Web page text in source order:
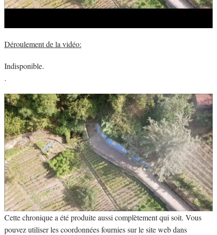
Déroulement de la vidéo:
Indisponible.
.
Cette chronique a été produite aussi complètement qui soit. Vous
pouvez utiliser les coordonnées fournies sur le site web dans